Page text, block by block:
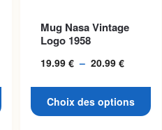
Mug Nasa Vintage
Logo 1958
19.99 € – 20.99 €
19.99 €
Choix des options
variations. Les options
peuvent être choisies sur la
page du produit